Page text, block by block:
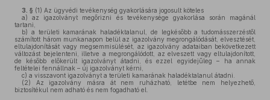
3. § (1) Az ügyvédi tevékenység gyakorlására jogosult köteles
a) az igazolványt megőrizni és tevékenysége gyakorlása során magánál
tartani,
b) a területi kamarának haladéktalanul, de legkésőbb a tudomásszerzéstől
számított három munkanapon belül az igazolvány megrongálódását, elvesztését,
eltulajdonítását vagy megsemmisülését, az igazolvány adataiban bekövetkezett
változást bejelenteni, illetve a megrongálódott, az elveszett vagy eltulajdonított,
de később előkerült igazolványt átadni, és ezzel egyidejűleg – ha annak
feltételei fennállnak – új igazolványt kérni,
c) a visszavont igazolványt a területi kamarának haladéktalanul átadni.
(2) Az igazolvány másra át nem ruházható, letétbe nem helyezhető,
biztosítékul nem adható és nem fogadható el.